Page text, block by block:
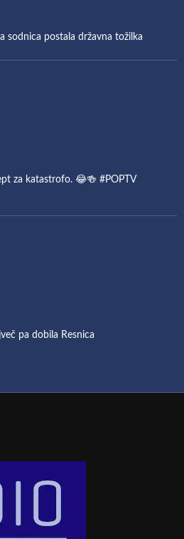
sodnica postala državna tožilka
za katastrofo. 😂🍻 #POPTV
pa dobila Resnica